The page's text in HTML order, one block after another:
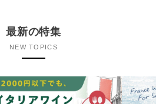
最新の特集
NEW TOPICS